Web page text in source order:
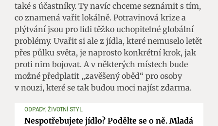
také s účastníky. Ty navíc chceme seznámit s tím,
co znamená vařit lokálně. Potravinová krize a
plýtvání jsou pro lidi těžko uchopitelné globální
problémy. Uvařit si ale z jídla, které nemuselo letět
přes půlku světa, je naprosto konkrétní krok, jak
proti nim bojovat. A v některých místech bude
možné předplatit „zavěšený oběd“ pro osoby
v nouzi, které se tak budou moci najíst zdarma.
ODPADY, ŽIVOTNÍ STYL
Nespotřebujete jídlo? Podělte se o ně. Mladá